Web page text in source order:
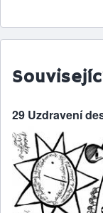
29 Uzdravení